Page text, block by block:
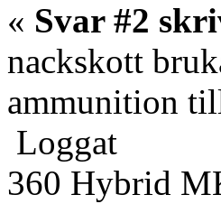
« Svar #2
nackskott
ammunition
Loggat
360 Hybrid